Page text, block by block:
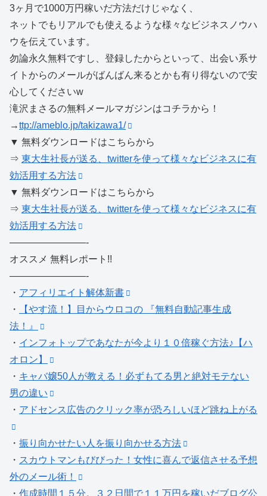
3ヶ月で1000万円稼いだ方法だけじゃなく、
ネットでもリアルでも使えるような様々なビジネスノウハ
ウを伝えています。
勿論永久無料ですし、登録したからといって、出会い系サ
イトからのメールがばんばん来るとかも有り得ないので安
心してくださいw
滝沢まさるの無料メールマガジンはコチラから！
→ttp://ameblo.jp/takizawa1/
▼ 無料ダウンロードはこちらから
⇒ 東大生社長が送る、twitterを使って様々なビジネスに有
効活用する方法
▼ 無料ダウンロードはこちらから
⇒ 東大生社長が送る、twitterを使って様々なビジネスに有
効活用する方法
————————-
オススメ 無料レポート!!
————————-
・ アフィリエイト解体新書
・
【やす流！】目からウロコの 『無料自動記事生成
法！』
・ インフォトップであなたが今より１０倍稼ぐ方法♪【ハ
オロン】
・ キャバ嬢50人が教える！必ずもてる男と絶対モテない
男の違い
・ アドセンス広告のクリック率が恐ろしいほど跳ね上がる
・ 振り向かせたい人を振り向かせる方法
・ スカウトマンもびびった！女性に喜んで返信させる予想
外のメール術！
・ 作成時間１５分。３２日間で１１万円を稼いだブログ公